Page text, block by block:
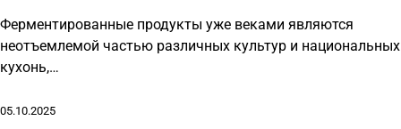
Ферментированные продукты уже веками являются
неотъемлемой частью различных культур и национальных
кухонь,…
05.10.2025